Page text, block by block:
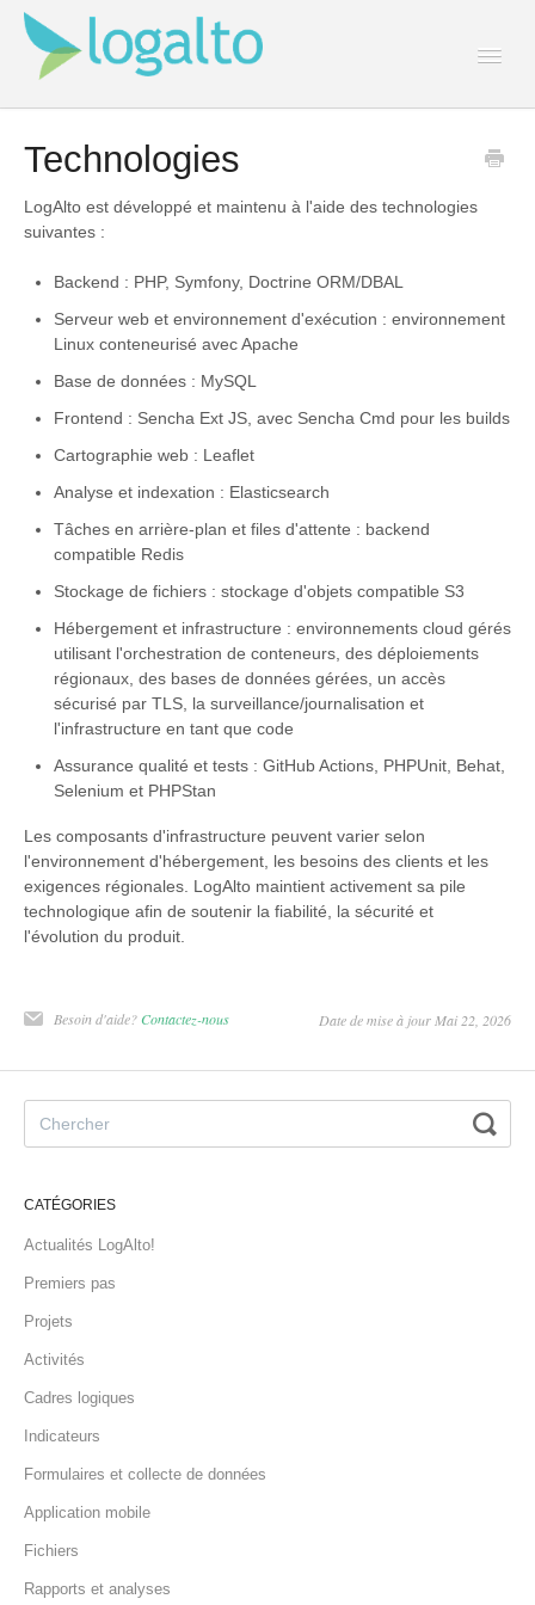
Technologies
LogAlto est développé et maintenu à l'aide des technologies
suivantes :
Backend : PHP, Symfony, Doctrine ORM/DBAL
Serveur web et environnement d'exécution : environnement
Linux conteneurisé avec Apache
Base de données : MySQL
Frontend : Sencha Ext JS, avec Sencha Cmd pour les builds
Cartographie web : Leaflet
Analyse et indexation : Elasticsearch
Tâches en arrière-plan et files d'attente : backend
compatible Redis
Stockage de fichiers : stockage d'objets compatible S3
Hébergement et infrastructure : environnements cloud gérés
utilisant l'orchestration de conteneurs, des déploiements
régionaux, des bases de données gérées, un accès
sécurisé par TLS, la surveillance/journalisation et
l'infrastructure en tant que code
Assurance qualité et tests : GitHub Actions, PHPUnit, Behat,
Selenium et PHPStan
Les composants d'infrastructure peuvent varier selon
l'environnement d'hébergement, les besoins des clients et les
exigences régionales. LogAlto maintient activement sa pile
technologique afin de soutenir la fiabilité, la sécurité et
l'évolution du produit.
Besoin d'aide? Contactez-nous Date de mise à jour Mai 22, 2026
CATÉGORIES
Actualités LogAlto!
Premiers pas
Projets
Activités
Cadres logiques
Indicateurs
Formulaires et collecte de données
Application mobile
Fichiers
Rapports et analyses